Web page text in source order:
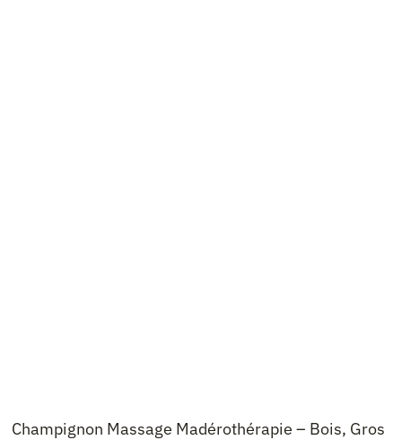
Champignon Massage Madérothérapie – Bois, Gros